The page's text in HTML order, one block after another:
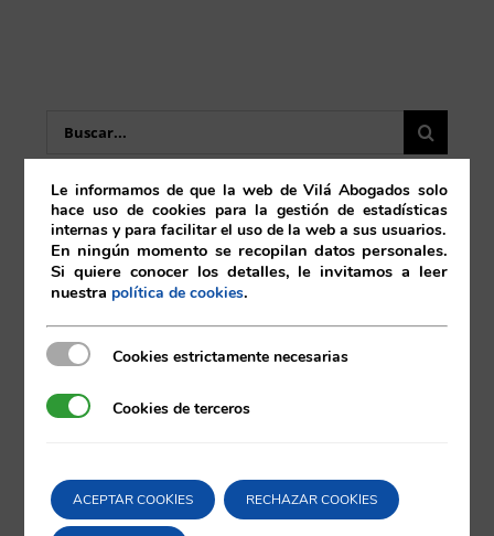
Buscar:
Activos digitales y Criptomonedas
Blockchain y Smartcontracts
Competencia
Concursal
Le informamos de que la web de Vilá Abogados solo
hace uso de cookies para la gestión de estadísticas
internas y para facilitar el uso de la web a sus usuarios.
En ningún momento se recopilan datos personales.
Si quiere conocer los detalles, le invitamos a leer
nuestra política de cookies.
Cookies estrictamente necesarias
Cookies estrictamente necesarias
Cookies de terceros
Cookies de terceros
ACEPTAR COOKIES RECHAZAR COOKIES